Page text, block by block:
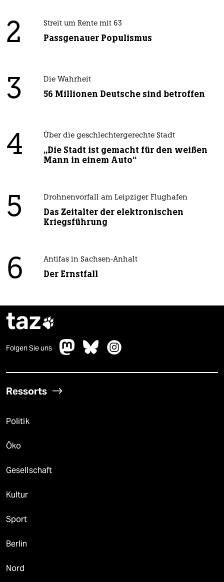
2 Streit um Rente mit 63
Passgenauer Populismus
3 Die Wahrheit
56 Millionen Deutsche sind betroffen
4 Über die geschlechtergerechte Stadt
„Die Stadt ist gemacht für den weißen
Mann in einem Auto“
5 Drohnenvorfall am Leipziger Flughafen
Das Zeitalter der elektronischen
Kriegsführung
6 Antifas in Sachsen-Anhalt
Der Ernstfall
taz
Folgen Sie uns
Ressorts
Politik
Öko
Gesellschaft
Kultur
Sport
Berlin
Nord